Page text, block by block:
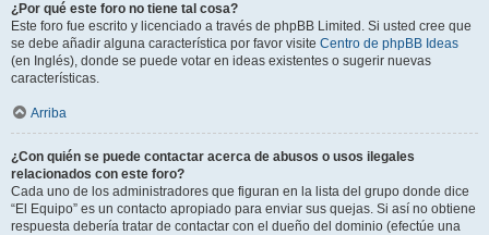
¿Por qué este foro no tiene tal cosa?
Este foro fue escrito y licenciado a través de phpBB Limited. Si usted cree que
se debe añadir alguna característica por favor visite Centro de phpBB Ideas
(en Inglés), donde se puede votar en ideas existentes o sugerir nuevas
características.
Arriba
¿Con quién se puede contactar acerca de abusos o usos ilegales
relacionados con este foro?
Cada uno de los administradores que figuran en la lista del grupo donde dice
“El Equipo” es un contacto apropiado para enviar sus quejas. Si así no obtiene
respuesta debería tratar de contactar con el dueño del dominio (efectúe una